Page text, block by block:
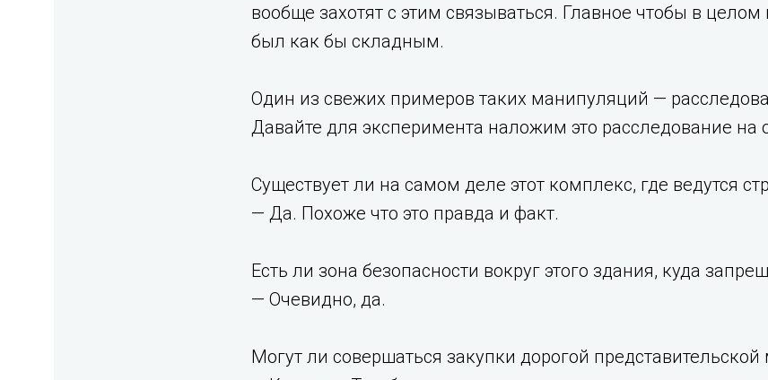
вообще захотят с этим связываться. Главное чтобы в
был как бы складным.
Один из свежих примеров таких манипуляций —
Давайте для эксперимента наложим это расследование
Существует ли на самом деле этот комплекс, где ведутся
— Да. Похоже что это правда и факт.
Есть ли зона безопасности вокруг этого здания, куда
— Очевидно, да.
Могут ли совершаться закупки дорогой